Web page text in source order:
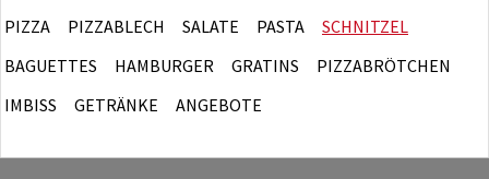
PIZZA PIZZABLECH SALATE PASTA
SCHNITZEL
BAGUETTES
HAMBURGER GRATINS
PIZZABRÖTCHEN
IMBISS
GETRÄNKE ANGEBOTE